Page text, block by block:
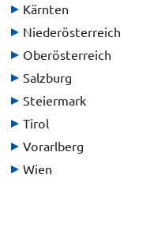
Kärnten
Niederösterreich
Oberösterreich
Salzburg
Steiermark
Tirol
Vorarlberg
Wien